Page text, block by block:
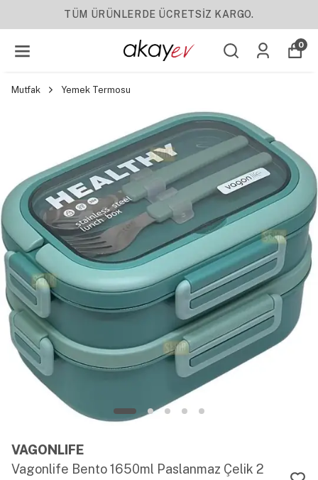
YENI SEZON ÜRÜNLER
0
Mutfak Yemek Termosu
VAGONLIFE
Vagonlife Bento 1650ml Paslanmaz Çelik 2